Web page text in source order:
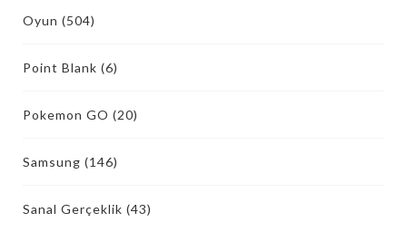
Oyun (504)
Point Blank (6)
Pokemon GO (20)
Samsung (146)
Sanal Gerçeklik (43)